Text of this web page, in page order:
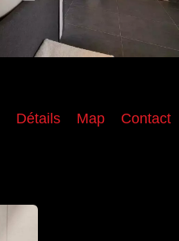
Détails Map Contact